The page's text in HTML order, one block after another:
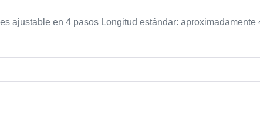
ajustable en 4 pasos Longitud estándar: